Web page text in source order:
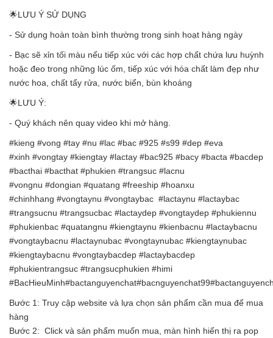
🌟LƯU Ý SỬ DỤNG
- Sử dụng hoàn toàn bình thường trong sinh hoạt hàng ngày
- Bạc sẽ xỉn tối màu nếu tiếp xúc với các hợp chất chứa lưu huỳnh
hoặc đeo trong những lúc ốm, tiếp xúc với hóa chất làm đẹp như
nước hoa, chất tẩy rửa, nước biển, bùn khoáng
🌟LƯU Ý:
- Quý khách nên quay video khi mở hàng.
#kieng #vong #tay #nu #lac #bac #925 #s99 #dep #eva
#xinh #vongtay #kiengtay #lactay #bac925 #bacy #bacta #bacdep
#bacthai #bacthat #phukien #trangsuc #lacnu
#vongnu #dongian #quatang #freeship #hoanxu
#chinhhang #vongtaynu #vongtaybac #lactaynu #lactaybac
#trangsucnu #trangsucbac #lactaydep #vongtaydep #phukiennu
#phukienbac #quatangnu #kiengtaynu #kienbacnu #lactaybacnu
#vongtaybacnu #lactaynubac #vongtaynubac #kiengtaynubac
#kiengtaybacnu #vongtaybacdep #lactaybacdep
#phukientrangsuc #trangsucphukien #himi
Bước 1: Truy cập website và lựa chọn sản phẩm cần mua để mua
hàng
Bước 2: Click và sản phẩm muốn mua, màn hình hiển thị ra pop